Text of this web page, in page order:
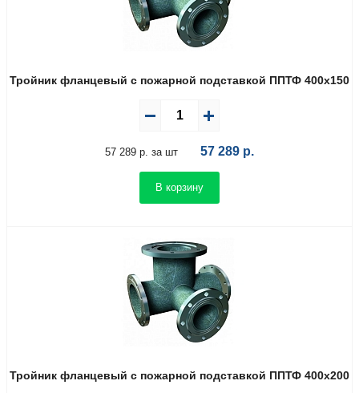
Тройник фланцевый с пожарной подставкой ППТФ 400х150
57 289 р. за шт 57 289 р.
В корзину
Тройник фланцевый с пожарной подставкой ППТФ 400х200